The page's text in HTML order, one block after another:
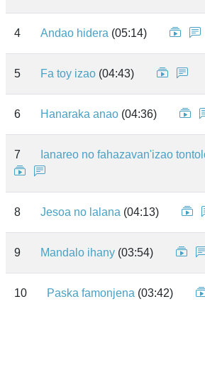
4 Andao hidera (05:14)
5 Fa toy izao (04:43)
6 Hanaraka anao (04:36)
7 Ianareo no fahazavan'izao
8 Jesoa no lalana (04:13)
9 Mandalo ihany (03:54)
10 Paska famonjena (03:42)